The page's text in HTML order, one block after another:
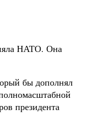
НАТО. Она
бы дополнял
президента